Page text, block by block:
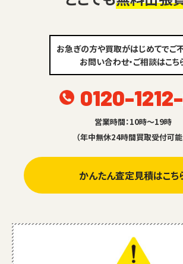
お急ぎの方や買取がはじめてでご
お問い合わせ・ご相談はこち
0120-
営業時間：10時～19時
（年中無休24時間買取受付可能
かんたん査定見積はこち